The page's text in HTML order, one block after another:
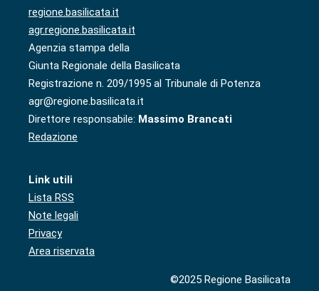
regione.basilicata.it
agr.regione.basilicata.it
Agenzia stampa della
Giunta Regionale della Basilicata
Registrazione n. 209/1995 al Tribunale di Potenza
agr@regione.basilicata.it
Direttore responsabile: Massimo Brancati
Redazione
Link utili
Lista RSS
Note legali
Privacy
Area riservata
©2025 Regione Basilicata